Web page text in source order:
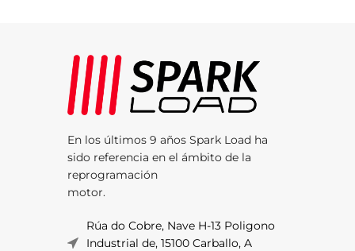
En los últimos 9 años Spark Load ha
sido referencia en el ámbito de la
reprogramación
motor.
Rúa do Cobre, Nave H-13 Poligono
Industrial de, 15100 Carballo, A